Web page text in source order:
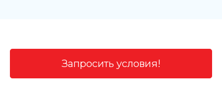
Запросить условия!